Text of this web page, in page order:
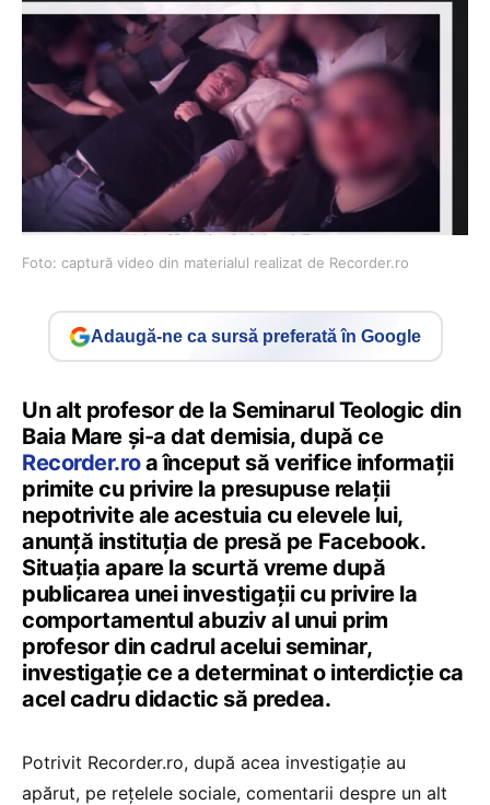
Foto: captură video din materialul realizat de Recorder.ro
Adaugă-ne ca sursă preferată în Google
Un alt profesor de la Seminarul Teologic din
Baia Mare și-a dat demisia, după ce
Recorder.roa început să verifice informații
primite cu privire la presupuse relații
nepotrivite ale acestuia cu elevele lui,
anunță instituția de presă pe Facebook.
Situația apare la scurtă vreme după
publicarea unei investigații cu privire la
comportamentul abuziv al unui prim
profesor din cadrul acelui seminar,
investigație ce a determinat o interdicție ca
acel cadru didactic să predea.
Potrivit Recorder.ro, după acea investigație au
apărut, pe rețelele sociale, comentarii despre un alt